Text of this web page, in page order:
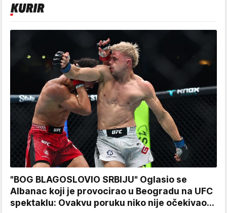
"BOG BLAGOSLOVIO SRBIJU" Oglasio se
Albanac koji je provocirao u Beogradu na UFC
spektaklu: Ovakvu poruku niko nije očekivao...